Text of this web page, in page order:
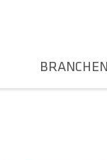
BRANCHEN